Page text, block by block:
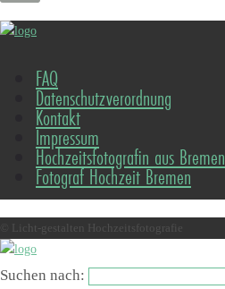
FAQ
Datenschutzverordnung
Kontakt
Impressum
Hochzeitsfotografin aus Bremen
Fotograf Hochzeit Bremen
© Licht-gestalten Hochzeitsfotografie
Suchen nach: